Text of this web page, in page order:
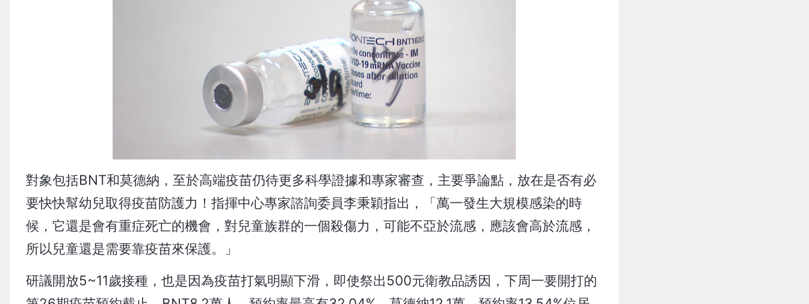
對象包括BNT和莫德納，至於高端疫苗仍待更多科學證據和專家審查，主要爭論點，放在是否有必
要快快幫幼兒取得疫苗防護力！指揮中心專家諮詢委員李秉穎指出，「萬一發生大規模感染的時
候，它還是會有重症死亡的機會，對兒童族群的一個殺傷力，可能不亞於流感，應該會高於流感，
所以兒童還是需要靠疫苗來保護。」
研議開放5~11歲接種，也是因為疫苗打氣明顯下滑，即使祭出500元衛教品誘因，下周一要開打的